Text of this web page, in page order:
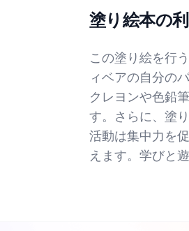
塗り絵本の
この塗り絵を行
ィベアの自分の
クレヨンや色鉛
す。さらに、塗
活動は集中力を
えます。学びと